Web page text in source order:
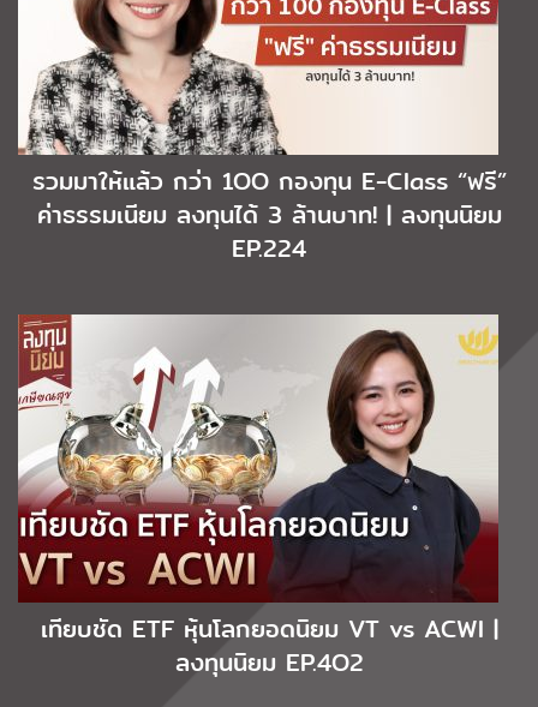
รวมมาให้แล้ว กว่า 1OO กองทุน E-Class “ฟรี”
ค่าธรรมเนียม ลงทุนได้ 3 ล้านบาท! | ลงทุนนิยม
EP.224
เทียบชัด ETF หุ้นโลกยอดนิยม VT vs ACWI |
ลงทุนนิยม EP.4O2